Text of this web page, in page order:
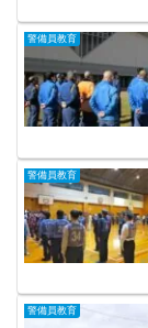
警備員教育
警備員教育
警備員教育